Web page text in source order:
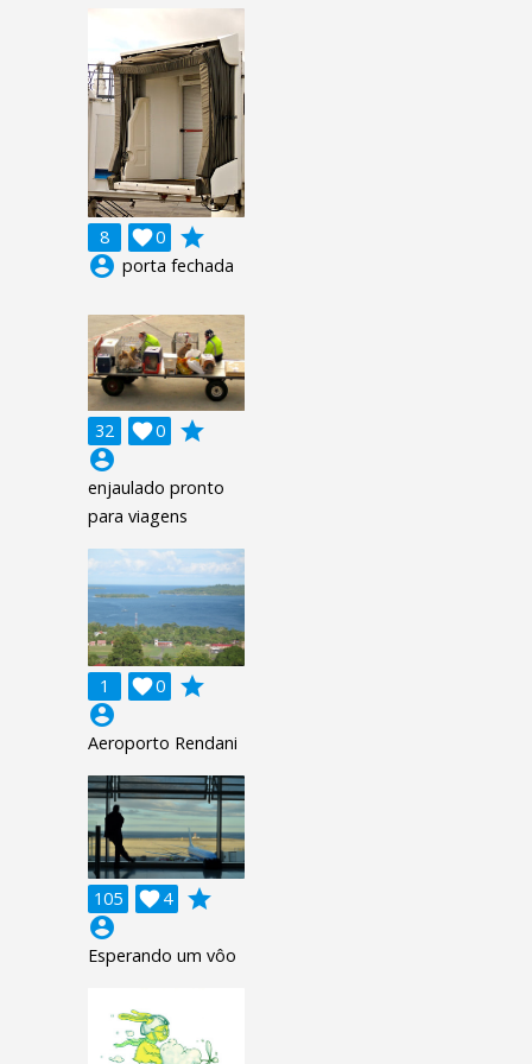
8 0

grade
account_circle porta fechada
32 0

grade
account_circle
enjaulado pronto
para viagens
1 0

grade
account_circle
Aeroporto Rendani
105 4

grade
account_circle
Esperando um vôo